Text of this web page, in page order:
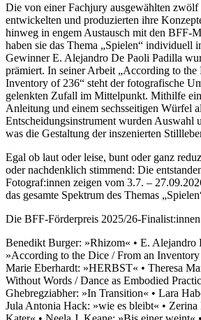
Die von einer Fachjury ausgewählten zwölf
entwickelten und produzierten ihre
hinweg in engem Austausch mit den BFF-
haben sie das Thema „Spielen“ individuell
Gewinner E. Alejandro De Paoli Padilla
prämiert. In seiner Arbeit „According to the
Inventory of 236“ steht der fotografische
gelenkten Zufall im Mittelpunkt. Mithilfe
Anleitung und einem sechsseitigen Würfel
Entscheidungsinstrument wurden Auswahl
was die Gestaltung der inszenierten
Egal ob laut oder leise, bunt oder ganz
oder nachdenklich stimmend: Die
Fotograf:innen zeigen vom 3.7. –
das gesamte Spektrum des Themas
Die BFF-Förderpreis 2025/26-
Benedikt Burger: »Rhizom« • E. Alejandro
»According to the Dice / From an
Marie Eberhardt: »HERBST« • Theresa
Without Words / Dance as Embodied
Ghebregziabher: »In Transition« • Lara
Jula Antonia Hack: »wie es bleibt« •